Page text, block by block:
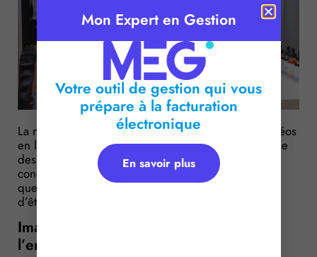
La multiplication des plateformes de partage de vidéos
en ligne pose la question de la protection de l’image
des enfants de moins de 16 ans. Des précisions
concernant les obligations des plateformes en
question, mais aussi le travail des mineurs, viennent
d’être apportées. Que faut-il en retenir ?
Image de l’enfant : lorsque l’activité de
l’enfant est assimilée à un « travail »
Mon Expert en Gestion
Votre outil de gestion qui vous
prépare à la facturation
électronique
En savoir plus